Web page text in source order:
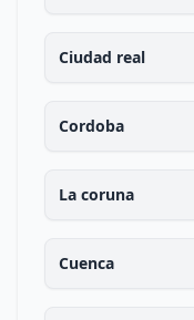
Ciudad real
Cordoba
La coruna
Cuenca